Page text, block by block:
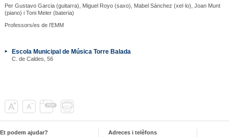
Per Gustavo Garcia (guitarra), Miguel Royo (saxo), Mabel Sánchez (xel·lo), Joan Munt
(piano) i Toni Meler (bateria)
Professors/es de l’EMM
Escola Municipal de Música Torre Balada
C. de Caldes, 56
Et podem ajudar?
Adreces i telèfons